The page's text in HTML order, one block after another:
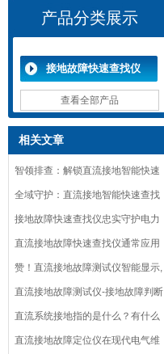
产品分类展示
接地故障快速查找仪
查看全部产品
相关文章
智领排查：解锁直流接地智能快速
查找仪的高效密码
全域守护：直流接地智能快速查找
仪的核心应用与价值
接地故障快速查找仪忠实守护电力
系统
直流接地故障快速查找仪通常应用
于以下几个方面
赞！直流接地故障测试仪智能显示,
准确率高达100％
直流接地故障测试仪-接地故障判断
真的很简单
直流系统接地指的是什么？有什么
危害？
直流接地故障定位仪在现代电气维